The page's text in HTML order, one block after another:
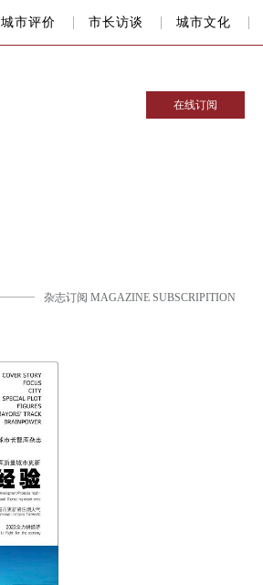
城市评价 市长访谈 城市文化
在线订阅
杂志订阅 MAGAZINE SUBSCRIPITION